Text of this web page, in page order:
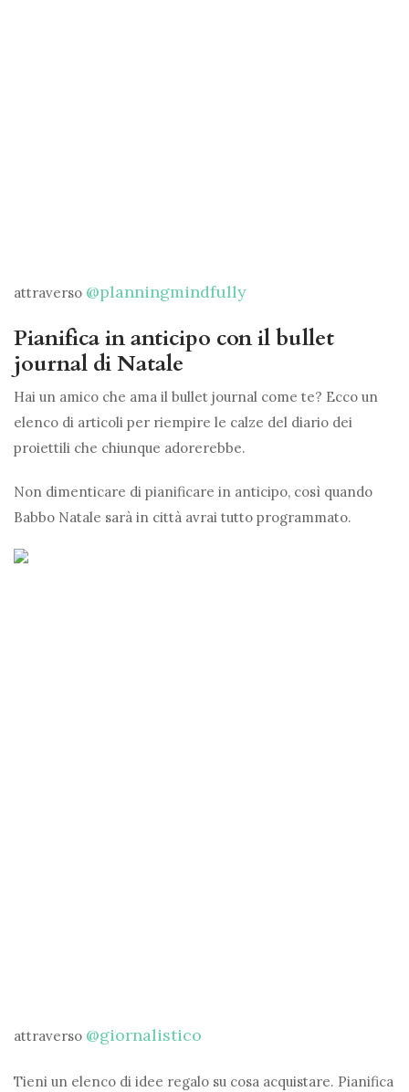
attraverso @planningmindfully
Pianifica in anticipo con il bullet
journal di Natale
Hai un amico che ama il bullet journal come te? Ecco un
elenco di articoli per riempire le calze del diario dei
proiettili che chiunque adorerebbe.
Non dimenticare di pianificare in anticipo, così quando
Babbo Natale sarà in città avrai tutto programmato.
attraverso @giornalistico
Tieni un elenco di idee regalo su cosa acquistare. Pianifica